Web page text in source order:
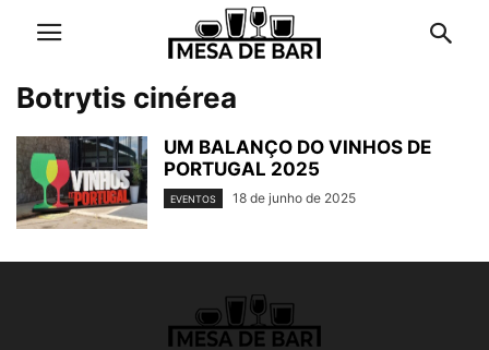
Botrytis cinérea
UM BALANÇO DO VINHOS DE
PORTUGAL 2025
EVENTOS 18 de junho de 2025